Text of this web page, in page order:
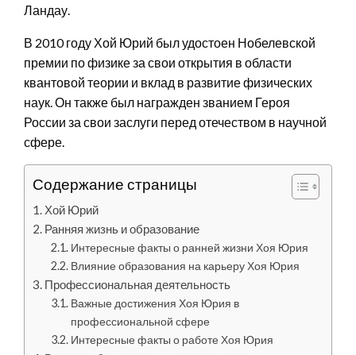
Ландау.
В 2010 году Хой Юрий был удостоен Нобелевской
премии по физике за свои открытия в области
квантовой теории и вклад в развитие физических
наук. Он также был награжден званием Героя
России за свои заслуги перед отечеством в научной
сфере.
Содержание страницы
Хой Юрий
Ранняя жизнь и образование
Интересные факты о ранней жизни Хоя Юрия
Влияние образования на карьеру Хоя Юрия
Профессиональная деятельность
Важные достижения Хоя Юрия в
профессиональной сфере
Интересные факты о работе Хоя Юрия